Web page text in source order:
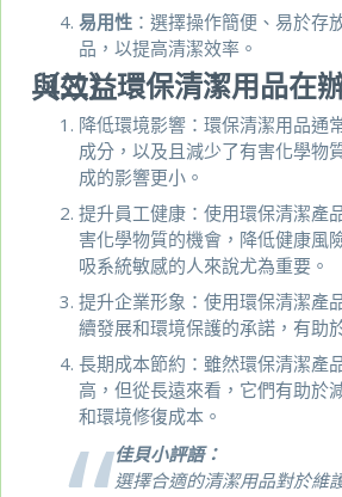
易用性 ：選擇操作簡便、易於存
品，以提高清潔效率。
（二）環保清潔用品在辦公室的應用與效益
降低環境影響：環保清潔用品通
成分，以及且減少了有害化學物
成的影響更小。
提升員工健康：使用環保清潔產
害化學物質的機會，降低健康風
吸系統敏感的人來說尤為重要。
提升企業形象：使用環保清潔產
續發展和環境保護的承諾，有助
長期成本節約：雖然環保清潔產
高，但從長遠來看，它們有助於
和環境修復成本。
佳貝小評語：
選擇合適的清潔用品對於維